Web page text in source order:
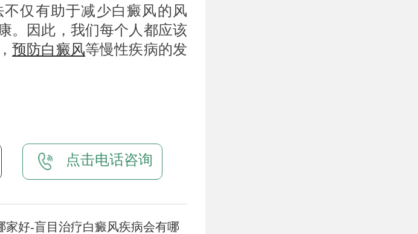
仅有助于减少白癜风的风
。因此，我们每个人都应该
预防白癜风等慢性疾病的发
点击电话咨询
家好-盲目治疗白癜风疾病会有哪